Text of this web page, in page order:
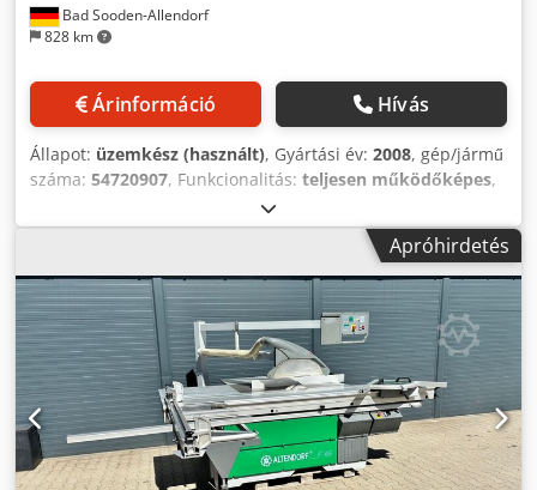
Bad Sooden-Allendorf
828 km
Árinformáció Hívás
Állapot: üzemkész (használt), Gyártási év: 2008, gép/jármű
száma: 54720907, Funkcionalitás: teljesen működőképes,
Csatlakoztatott terhelés 380V 6.1A 3.8kW Fűrészlap
átmérője max. 315 mm Tömeg kb. 330 kg Dodpfxjh U A S Uj
Alfokr A vágókocsi hossza 2150 mm Sebesség 4000
fordulat/perc Szívófúvóka 100 mm Vágási szélesség 1100
mm Szögletes kerítés Rip kerítés
Apróhirdetés